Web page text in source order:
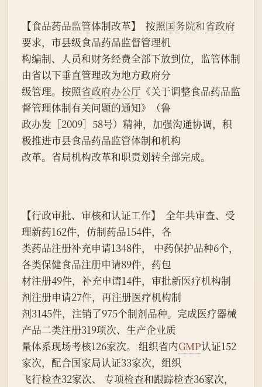
【食品药品监管体制改革】  按照国务院和省政府
要求，市县级食品药品监督管理机
构编制、人员和财务经费全部下放到位，监管体制
由省以下垂直管理改为地方政府分
级管理。按照省政府办公厅 《关于调整食品药品监
督管理体制有关问题的通知》（鲁
政办发［2009］58号）精神，加强沟通协调，积
极推进市县食品药品监管体制和机构
改革。省局机构改革和职责划转全部完成。
【行政审批、审核和认证工作】  全年共审查、受
理新药162件，仿制药品154件，各
类药品注册补充申请1348件， 中药保护品种6个，
各类保健食品注册申请89件，药包
材注册49件，补充申请14件，审批新医疗机构制
剂注册申请27件，再注册医疗机构制
剂3145件，注销了975个制剂品种。完成医疗器械
产品二类注册319项次、生产企业质
量体系现场考核126家次。 组织省内GMP认证152
家次，配合国家局认证33家次，组织
飞行检查32家次、 专项检查和跟踪检查36家次，